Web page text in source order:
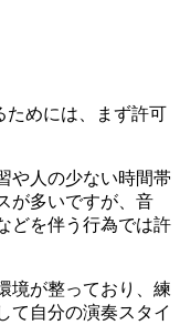
ためには、まず許可
や人の少ない時間帯
が多いですが、音
どを伴う行為では許
境が整っており、練
て自分の演奏スタイ